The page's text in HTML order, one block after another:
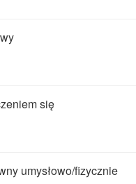
się
umysłowo/fizycznie